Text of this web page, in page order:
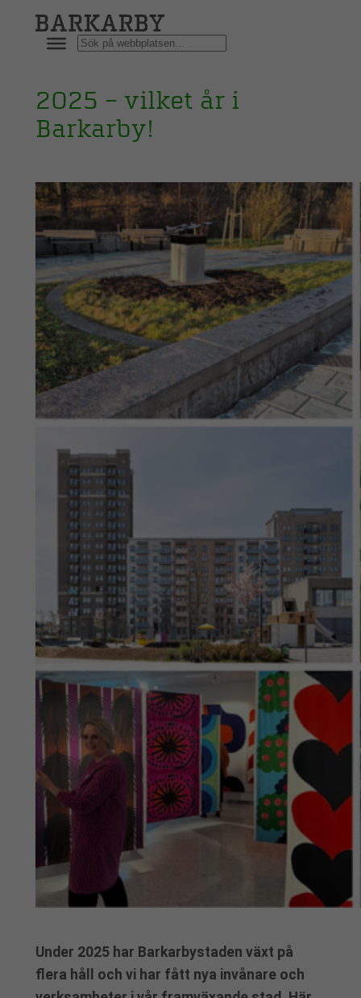
Hoppa
Sök
2025 – vilket år i
Barkarby!
Under 2025 har Barkarbystaden växt på
flera håll och vi har fått nya invånare och